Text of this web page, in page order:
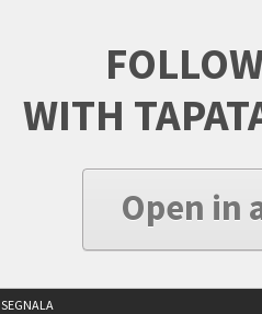
WITH
Open in
SEGNALA